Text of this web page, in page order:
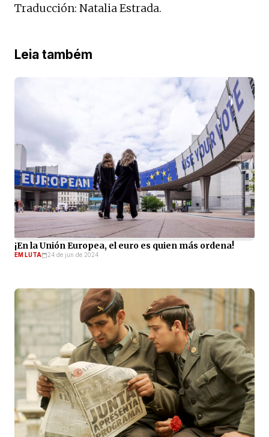
Traducción: Natalia Estrada.
Leia também
¡En la Unión Europea, el euro es quien más ordena!
EM LUTA 24 de jun de 2024